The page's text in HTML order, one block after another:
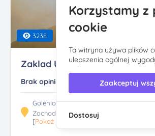
3238
Zaklad Uslug Geodezy...
Brak opinii
Goleniowska 27, 70-840 Szczecin
Zachodniopomorskie
[Pokaż trasę
Korzystamy z
cookie
Ta witryna używa plików
ulepszenia ogólnej
Zaakceptuj
Dostosuj